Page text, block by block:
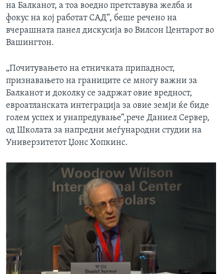
на Балканот, а тоа воедно претставува желба и
фокус на кој работат САД“, беше речено на
вчерашната панел дискусија во Вилсон Центарот во
Вашингтон.
„Почитувањето на етничката припадност,
признавањето на границите се многу важни за
Балканот и доколку се задржат овие вредност,
евроатланската интеграција за овие земји ќе биде
голем успех и унапредување“,рече Даниел Сервер,
од Школата за напредни меѓународни студии на
Универзитетот Џонс Хопкинс.